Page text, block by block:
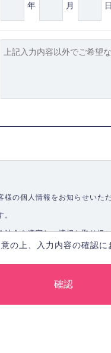
年 月
の個人情報をお知らせいただ
令を遵守し、適切な取り扱
個人情報を取得いたします。
意の上、入力内容の確認に